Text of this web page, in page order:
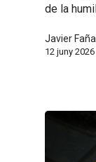
de la
Javier
12 juny 2026